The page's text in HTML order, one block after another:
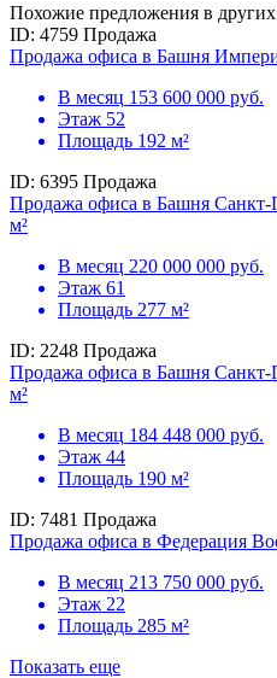
Похожие предложения в
ID: 4759 Продажа
Продажа офиса в Башня
В месяц 153 600 000 руб.
Этаж 52
Площадь 192 м²
ID: 6395 Продажа
Продажа офиса в Башня Санкт-
м²
В месяц 220 000 000 руб.
Этаж 61
Площадь 277 м²
ID: 2248 Продажа
Продажа офиса в Башня Санкт-
м²
В месяц 184 448 000 руб.
Этаж 44
Площадь 190 м²
ID: 7481 Продажа
Продажа офиса в Федерация
В месяц 213 750 000 руб.
Этаж 22
Площадь 285 м²
Показать еще